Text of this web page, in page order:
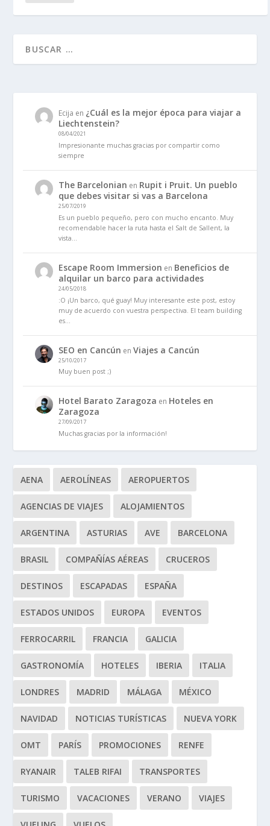
Ecija en ¿Cuál es la mejor época para viajar a
Liechtenstein?
08/04/2021
Impresionante muchas gracias por compartir como
siempre
The Barcelonian en Rupit i Pruit. Un pueblo
que debes visitar si vas a Barcelona
25/07/2019
Es un pueblo pequeño, pero con mucho encanto. Muy
recomendable hacer la ruta hasta el Salt de Sallent, la
vista…
Escape Room Immersion en Beneficios de
alquilar un barco para actividades
24/05/2018
:O ¡Un barco, qué guay! Muy interesante este post, estoy
muy de acuerdo con vuestra perspectiva. El team building
es…
SEO en Cancún enViajes a Cancún
25/10/2017
Muy buen post ;)
Hotel Barato Zaragoza en Hoteles en
Zaragoza
27/09/2017
Muchas gracias por la información!
AENA AEROLÍNEAS AEROPUERTOS
AGENCIAS DE VIAJES ALOJAMIENTOS
ARGENTINA ASTURIAS AVE BARCELONA
BRASIL COMPAÑÍAS AÉREAS CRUCEROS
DESTINOS ESCAPADAS ESPAÑA
ESTADOS UNIDOS EUROPA EVENTOS
FERROCARRIL FRANCIA GALICIA
GASTRONOMÍA HOTELES IBERIA ITALIA
LONDRES MADRID MÁLAGA MÉXICO
NAVIDAD NOTICIAS TURÍSTICAS NUEVA YORK
OMT PARÍS PROMOCIONES RENFE
RYANAIR TALEB RIFAI TRANSPORTES
TURISMO VACACIONES VERANO VIAJES